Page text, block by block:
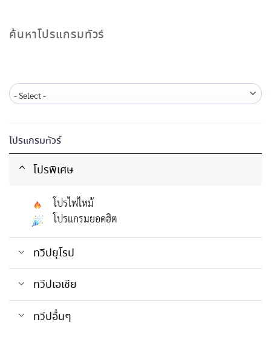
ค้นหาโปรแกรมทัวร์
โปรแกรมทัวร์
โปรพิเศษ
โปรไฟไหม้
โปรแกรมยอดฮิต
ทวีปยุโรป
ทวีปเอเชีย
ทวีปอื่นๆ